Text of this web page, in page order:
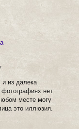
из далека
нет
месте могу
это иллюзия.